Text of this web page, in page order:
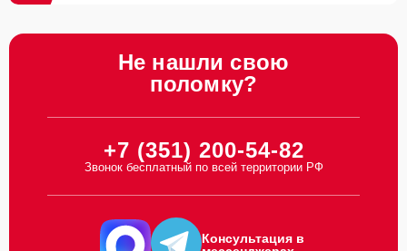
Не нашли свою
поломку?
+7 (351) 200-54-82
Звонок бесплатный по всей территории РФ
Консультация в